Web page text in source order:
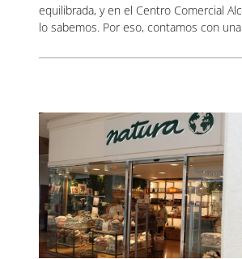
equilibrada, y en el Centro Comercial
lo sabemos. Por eso, contamos con